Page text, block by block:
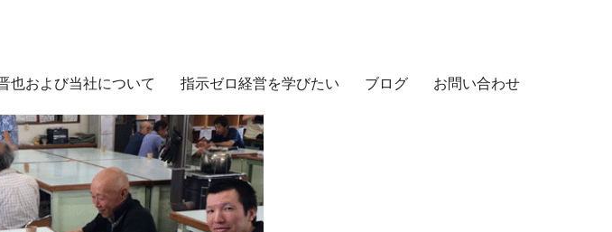
也および当社について 指示ゼロ経営を学びたい ブログ お問い合わせ